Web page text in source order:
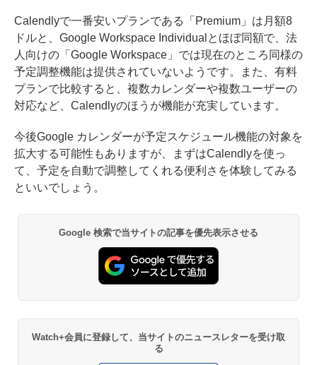
Calendlyで一番安いプランである「Premium」は月額8
ドルと、Google Workspace Individualとほぼ同額で、法
人向けの「Google Workspace」では現在のところ同様の
予定調整機能は提供されていないようです。また、有料
プランで比較すると、複数カレンダーや複数ユーザーの
対応など、Calendlyのほうが機能が充実しています。
今後Google カレンダーが予定スケジュール機能の対象を
拡大する可能性もありますが、まずはCalendlyを使っ
て、予定を自動で調整してくれる便利さを体験してみる
といいでしょう。
Google 検索で当サイトの記事を優先表示させる
Watch+会員に登録して、当サイトのニュースレターを受け取
る